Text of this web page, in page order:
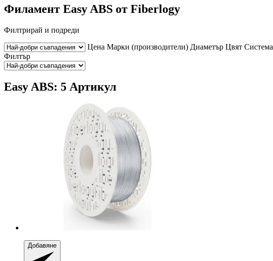
Филамент Easy ABS от Fiberlogy
Филтрирай и подреди
Цена Марки (производители) Диаметър Цвят Система
Филтър
Easy ABS: 5 Артикул
Добавяне